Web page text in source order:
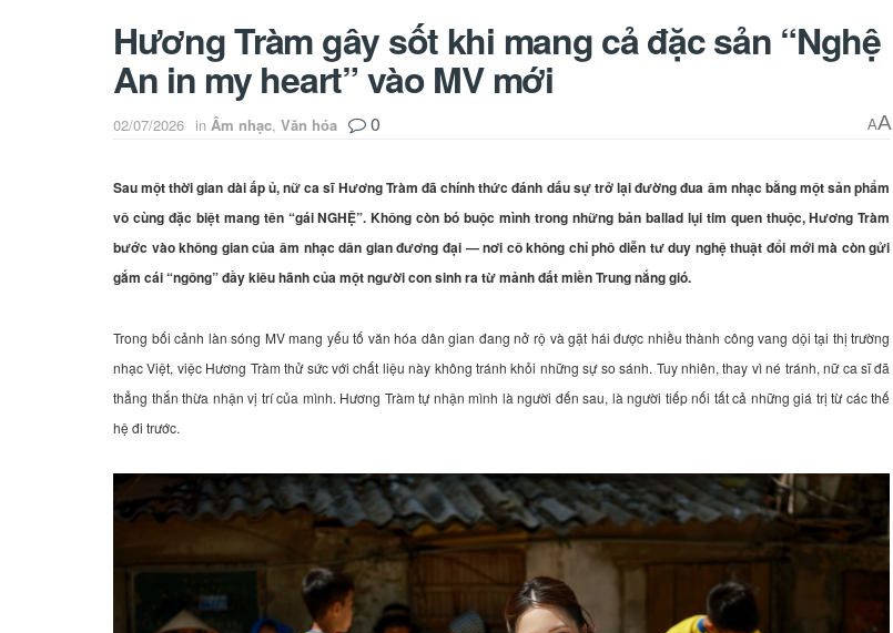
Hương Tràm gây sốt khi mang cả đặc sản “Nghệ
An in my heart” vào MV mới
02/07/2026 in Âm nhạc, Văn hóa 0 AA
Sau một thời gian dài ấp ủ, nữ ca sĩ Hương Tràm đã chính thức đánh dấu sự trở lại đường đua âm nhạc bằng một sản phẩm
vô cùng đặc biệt mang tên “gái NGHỆ”. Không còn bó buộc mình trong những bản ballad lụi tim quen thuộc, Hương Tràm
bước vào không gian của âm nhạc dân gian đương đại — nơi cô không chỉ phô diễn tư duy nghệ thuật đổi mới mà còn gửi
gắm cái “ngông” đầy kiêu hãnh của một người con sinh ra từ mảnh đất miền Trung nắng gió.
Trong bối cảnh làn sóng MV mang yếu tố văn hóa dân gian đang nở rộ và gặt hái được nhiều thành công vang dội tại thị trường
nhạc Việt, việc Hương Tràm thử sức với chất liệu này không tránh khỏi những sự so sánh. Tuy nhiên, thay vì né tránh, nữ ca sĩ đã
thẳng thắn thừa nhận vị trí của mình. Hương Tràm tự nhận mình là người đến sau, là người tiếp nối tất cả những giá trị từ các thế
hệ đi trước.